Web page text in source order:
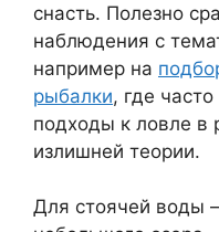
снасть. Полезно
наблюдения с
например на
рыбалки, где
подходы к ловле в
излишней теории.
Для стоячей воды